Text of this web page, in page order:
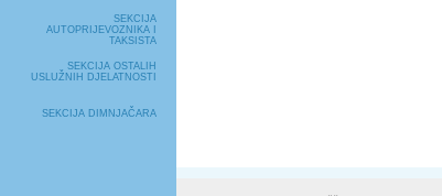
SEKCIJA
AUTOPRIJEVOZNIKA I
TAKSISTA
SEKCIJA OSTALIH
USLUŽNIH DJELATNOSTI
SEKCIJA DIMNJAČARA